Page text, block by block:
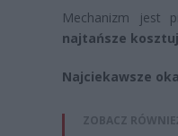
Mechanizm jest
najtańsze
Najciekawsze
ZOBACZ